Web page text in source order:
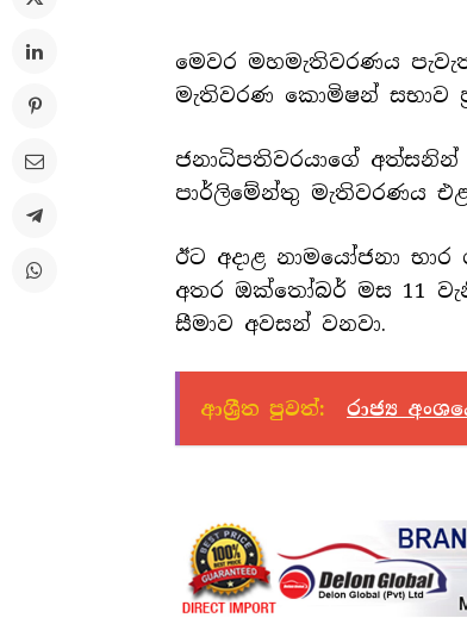
මෙවර මහමැතිවරණය
මැතිවරණ කොමිෂන් සභාව
ජනාධිපතිවරයාගේ
පාර්ලිමේන්තු මැතිවරණය
ඊට අදාළ නාමයෝජනා
අතර ඔක්තෝබර් මස 11
සීමාව අවසන් වනවා.
ආශ්‍රීත පුවත්: රාජ්‍ය